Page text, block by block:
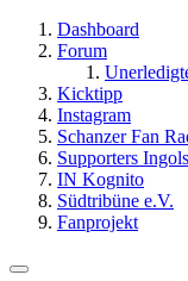
Dashboard
Forum
Kicktipp
Instagram
Schanzer Fan
Supporters
IN Kognito
Südtribüne e.V.
Fanprojekt